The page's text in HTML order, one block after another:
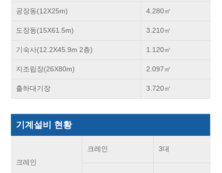
공장동(12X25m) 4.280㎡
도장동(15X61.5m) 3.210㎡
기숙사(12.2X45.9m 2층) 1.120㎡
지조립장(26X80m) 2.097㎡
출하대기장 3.720㎡
기계설비 현황
크레인
크레인 3대